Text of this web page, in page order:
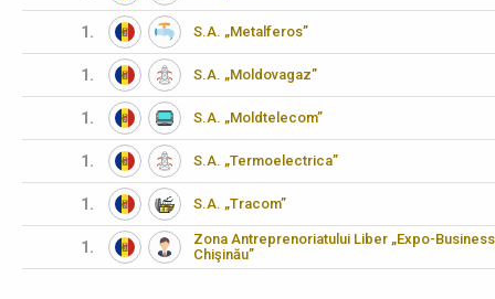
1. S.A. „Metalferos”
1. S.A. „Moldovagaz”
1. S.A. „Moldtelecom”
1. S.A. „Termoelectrica”
1. S.A. „Tracom”
1.
Zona Antreprenoriatului Liber „Expo-
Chişinău”